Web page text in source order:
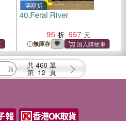
滿額折
40.Feral River
95
657
無庫存
共 460 筆
第 12 頁